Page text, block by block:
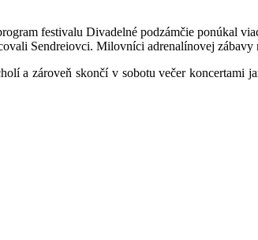
festivalu Divadelné podzámčie ponúkal
Sendreiovci. Milovníci adrenalínovej
a zároveň skončí v sobotu večer